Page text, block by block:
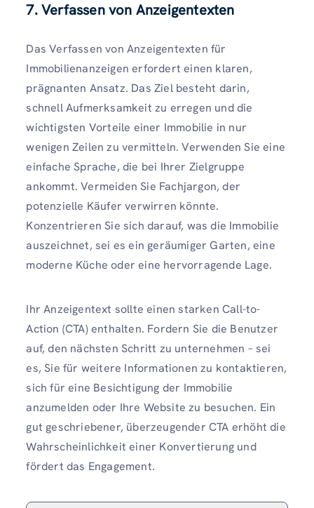
7. Verfassen von Anzeigentexten
Das Verfassen von Anzeigentexten für
Immobilienanzeigen erfordert einen klaren,
prägnanten Ansatz. Das Ziel besteht darin,
schnell Aufmerksamkeit zu erregen und die
wichtigsten Vorteile einer Immobilie in nur
wenigen Zeilen zu vermitteln. Verwenden Sie eine
einfache Sprache, die bei Ihrer Zielgruppe
ankommt. Vermeiden Sie Fachjargon, der
potenzielle Käufer verwirren könnte.
Konzentrieren Sie sich darauf, was die Immobilie
auszeichnet, sei es ein geräumiger Garten, eine
moderne Küche oder eine hervorragende Lage.
Ihr Anzeigentext sollte einen starken Call-to-
Action (CTA) enthalten. Fordern Sie die Benutzer
auf, den nächsten Schritt zu unternehmen – sei
es, Sie für weitere Informationen zu kontaktieren,
sich für eine Besichtigung der Immobilie
anzumelden oder Ihre Website zu besuchen. Ein
gut geschriebener, überzeugender CTA erhöht die
Wahrscheinlichkeit einer Konvertierung und
fördert das Engagement.